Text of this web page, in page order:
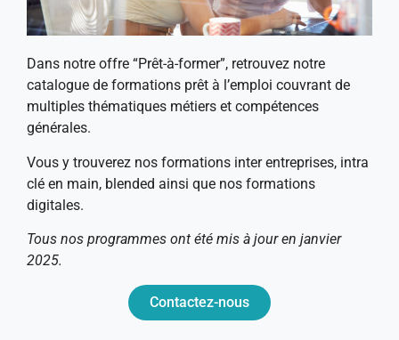
Dans notre offre “Prêt-à-former”, retrouvez notre
catalogue de formations prêt à l’emploi couvrant de
multiples thématiques métiers et compétences
générales.
Vous y trouverez nos formations inter entreprises, intra
clé en main, blended ainsi que nos formations
digitales.
Tous nos programmes ont été mis à jour en janvier
2025.
Contactez-nous